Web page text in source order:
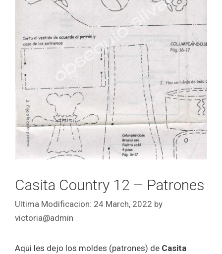
Casita Country 12 – Patrones
24 March, 2022 by
victoria@admin
Aqui les dejo los moldes (patrones) de Casita